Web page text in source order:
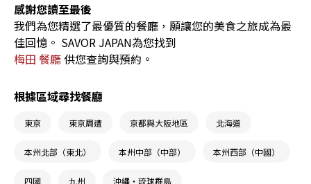
感謝您讀至最後
我們為您精選了最優質的餐廳，願讓您的美食之旅成為最
佳回憶。 SAVOR JAPAN為您找到
梅田 餐廳供您查詢與預約。
根據區域尋找餐廳
東京 東京周遭 京都與大阪地區 北海道
本州北部（東北） 本州中部（中部） 本州西部（中國）
四國 九州 沖繩・琉球群島